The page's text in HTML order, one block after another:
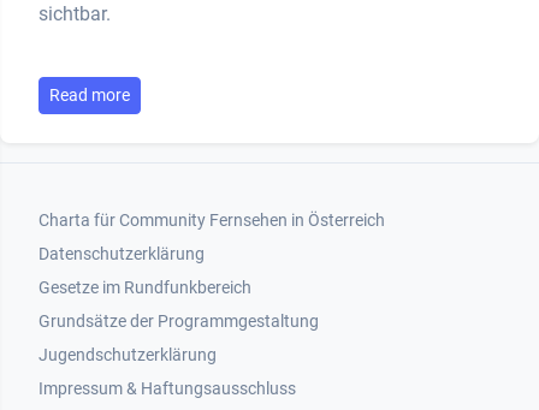
sichtbar.
Read more
Footer 1
Charta für Community Fernsehen in Österreich
Datenschutzerklärung
Gesetze im Rundfunkbereich
Grundsätze der Programmgestaltung
Jugendschutzerklärung
Impressum & Haftungsausschluss